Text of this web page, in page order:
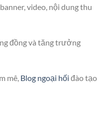
video, nội dung thu
đồng và tăng trưởng
mê, Blog ngoại hối đào tạo